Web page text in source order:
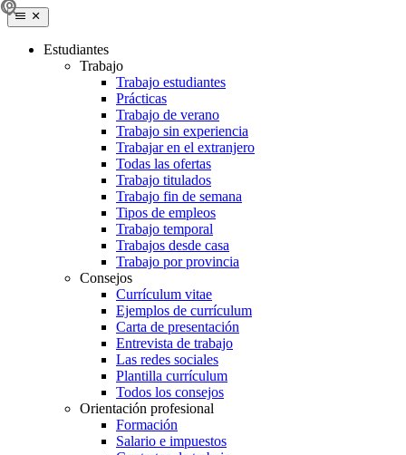
Estudiantes
Trabajo
Trabajo estudiantes
Prácticas
Trabajo de verano
Trabajo sin experiencia
Trabajar en el extranjero
Todas las ofertas
Trabajo titulados
Trabajo fin de semana
Tipos de empleos
Trabajo temporal
Trabajos desde casa
Trabajo por provincia
Consejos
Currículum vitae
Ejemplos de currículum
Carta de presentación
Entrevista de trabajo
Las redes sociales
Plantilla currículum
Todos los consejos
Orientación profesional
Formación
Salario e impuestos